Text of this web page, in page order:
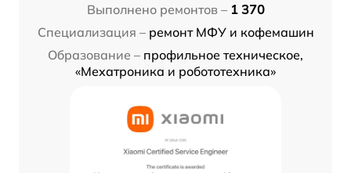
Выполнено ремонтов – 1 370
Специализация – ремонт МФУ и кофемашин
Образование – профильное техническое,
«Мехатроника и робототехника»